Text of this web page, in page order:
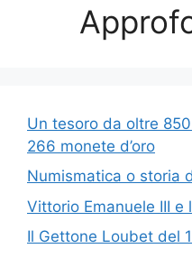
Un tesoro da oltre
266 monete d’oro
Numismatica o storia
Vittorio Emanuele III e
Il Gettone Loubet del